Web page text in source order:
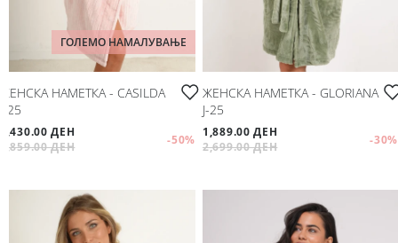
ГОЛЕМО НАМАЛУВАЊЕ
ЖЕНСКА НАМЕТКА - CASILDA
Ј-25
1,430.00 ДЕН
2,859.00 ДЕН
-50%
ЖЕНСКА НАМЕТКА - GLORIANA
Ј-25
1,889.00 ДЕН
2,699.00 ДЕН
-30%